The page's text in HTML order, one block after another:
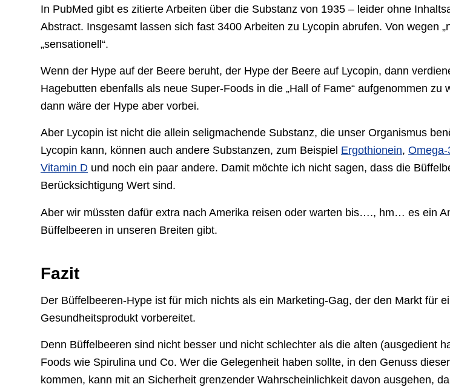
In PubMed gibt es zitierte Arbeiten über die Substanz von 1935 – leider ohne
Abstract. Insgesamt lassen sich fast 3400 Arbeiten zu Lycopin abrufen. Von wegen
„sensationell“.
Wenn der Hype auf der Beere beruht, der Hype der Beere auf Lycopin, dann
Hagebutten ebenfalls als neue Super-Foods in die „Hall of Fame“ aufgenommen zu
dann wäre der Hype aber vorbei.
Aber Lycopin ist nicht die allein seligmachende Substanz, die unser Organismus
Lycopin kann, können auch andere Substanzen, zum Beispiel Ergothionein,
Vitamin D und noch ein paar andere. Damit möchte ich nicht sagen, dass die
Berücksichtigung Wert sind.
Aber wir müssten dafür extra nach Amerika reisen oder warten bis…., hm… es ein
Büffelbeeren in unseren Breiten gibt.
Fazit
Der Büffelbeeren-Hype ist für mich nichts als ein Marketing-Gag, der den Markt für
Gesundheitsprodukt vorbereitet.
Denn Büffelbeeren sind nicht besser und nicht schlechter als die alten (ausgedient
Foods wie Spirulina und Co. Wer die Gelegenheit haben sollte, in den Genuss
kommen, kann mit an Sicherheit grenzender Wahrscheinlichkeit davon ausgehen,